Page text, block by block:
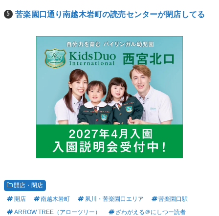
苦楽園口通り南越木岩町の読売センターが閉店してる
開店・閉店
開店
南越木岩町 夙川・苦楽園口エリア
苦楽園口駅
ARROW TREE（アローツリー）
ざわがえる＠にしつー読者